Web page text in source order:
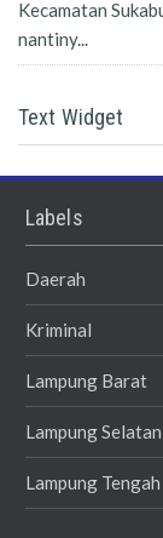
Kecamatan
nantiny...
Text Widget
Labels
Daerah
Kriminal
Lampung Barat
Lampung Selatan
Lampung Tengah